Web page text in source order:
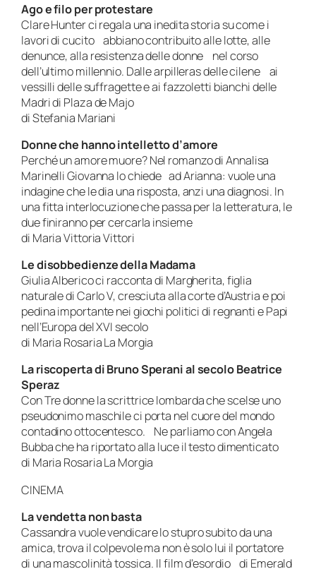
Ago e filo per protestare
Clare Hunter ci regala una inedita storia su come i
lavori di cucito abbiano contribuito alle lotte, alle
denunce, alla resistenza delle donne nel corso
dell’ultimo millennio. Dalle arpilleras delle cilene ai
vessilli delle suffragette e ai fazzoletti bianchi delle
Madri di Plaza de Majo
di Stefania Mariani
Donne che hanno intelletto d’amore
Perché un amore muore? Nel romanzo di Annalisa
Marinelli Giovanna lo chiede ad Arianna: vuole una
indagine che le dia una risposta, anzi una diagnosi. In
una fitta interlocuzione che passa per la letteratura, le
due finiranno per cercarla insieme
di Maria Vittoria Vittori
Le disobbedienze dellaMadama
Giulia Alberico ci racconta di Margherita, figlia
naturale di Carlo V, cresciuta alla corte d’Austria e poi
pedina importante nei giochi politici di regnanti e Papi
nell’Europa del XVI secolo
di Maria Rosaria La Morgia
La riscoperta di Bruno Sperani al secolo Beatrice
Speraz
ConTre donnela scrittrice lombarda che scelse uno
pseudonimo maschile ci porta nel cuore del mondo
contadino ottocentesco. Ne parliamo con Angela
Bubba che ha riportato alla luce il testo dimenticato
di Maria Rosaria La Morgia
CINEMA
La vendetta non basta
Cassandra vuole vendicare lo stupro subito da una
amica, trova il colpevole ma non è solo lui il portatore
di una mascolinità tossica. Il film d’esordio di Emerald